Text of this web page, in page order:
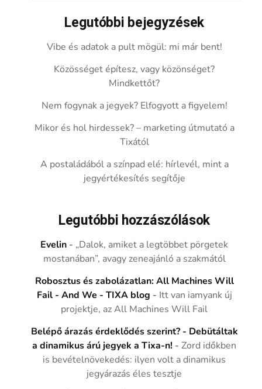
Legutóbbi bejegyzések
Vibe és adatok a pult mögül: mi már bent!
Közösséget építesz, vagy közönséget?
Mindkettőt?
Nem fogynak a jegyek? Elfogyott a figyelem!
Mikor és hol hirdessek? – marketing útmutató a
Tixától
A postaládából a színpad elé: hírlevél, mint a
jegyértékesítés segítője
Legutóbbi hozzászólások
Evelin - „Dalok, amiket a legtöbbet pörgetek
mostanában”, avagy zeneajánló a szakmától
Robosztus és zabolázatlan: All Machines Will
Fail - And We - TIXA blog - Itt van iamyank új
projektje, az All Machines Will Fail
Belépő árazás érdeklődés szerint? - Debütáltak
a dinamikus árú jegyek a Tixa-n! -Zord időkben
is bevételnövekedés: ilyen volt a dinamikus
jegyárazás éles tesztje